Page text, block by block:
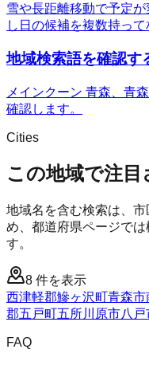
雪や長距離移動で予定
し日の候補を複数持って
地域検索語を確認す
メインクーン 青森、青
確認します。
Cities
この地域で注
地域名を含む検索は、
め、都道府県ページで
す。
8 件を表示
西津軽郡鰺ヶ沢町青森市
郡五戸町五所川原市八戸
FAQ